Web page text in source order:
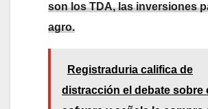
son los TDA, las inversiones
agro.
Registraduria califica de
distracción el debate sobre